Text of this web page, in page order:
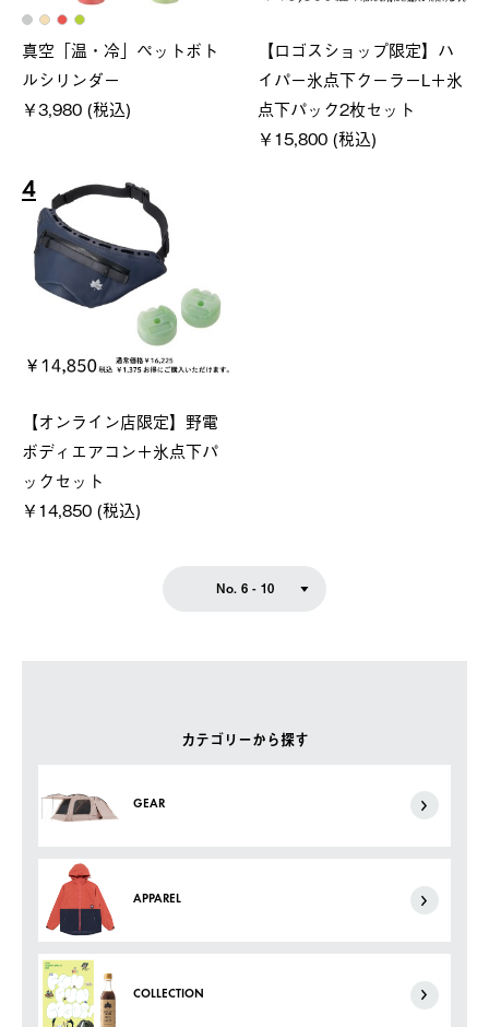
カテゴリーから探す
GEAR
APPAREL
COLLECTION
真空「温・冷」ペットボト
ルシリンダー
￥3,980 (税込)
【ロゴスショップ限定】ハ
イパー氷点下クーラーL＋氷
点下パック2枚セット
￥15,800 (税込)
4
【オンライン店限定】野電
ボディエアコン＋氷点下パ
ックセット
￥14,850 (税込)
No. 6 - 10